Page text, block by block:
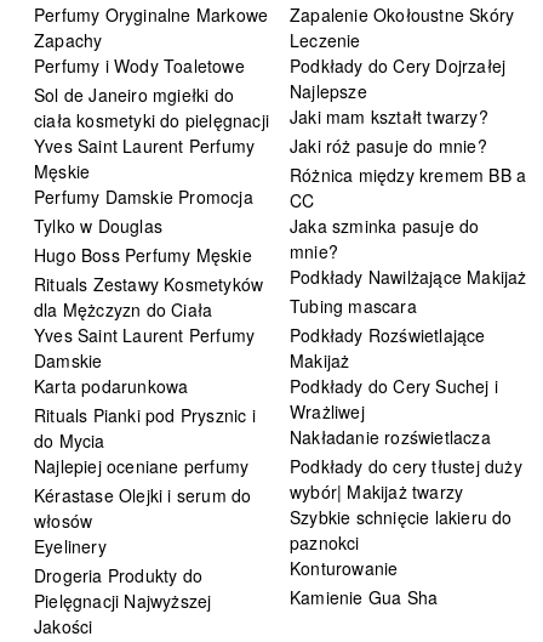
Perfumy Oryginalne Markowe
Zapachy
Perfumy i Wody Toaletowe
Sol de Janeiro mgiełki do
ciała kosmetyki do pielęgnacji
Yves Saint Laurent Perfumy
Męskie
Perfumy Damskie Promocja
Tylko w Douglas
Hugo Boss Perfumy Męskie
Rituals Zestawy Kosmetyków
dla Mężczyzn do Ciała
Yves Saint Laurent Perfumy
Damskie
Karta podarunkowa
Rituals Pianki pod Prysznic i
do Mycia
Najlepiej oceniane perfumy
Kérastase Olejki i serum do
włosów
Eyelinery
Drogeria Produkty do
Pielęgnacji Najwyższej
Jakości
Zapalenie Okołoustne Skóry
Leczenie
Podkłady do Cery Dojrzałej
Najlepsze
Jaki mam kształt twarzy?
Jaki róż pasuje do mnie?
Różnica między kremem BB a
CC
Jaka szminka pasuje do
mnie?
Podkłady Nawilżające Makijaż
Tubing mascara
Podkłady Rozświetlające
Makijaż
Podkłady do Cery Suchej i
Wrażliwej
Nakładanie rozświetlacza
Podkłady do cery tłustej duży
wybór| Makijaż twarzy
Szybkie schnięcie lakieru do
paznokci
Konturowanie
Kamienie Gua Sha